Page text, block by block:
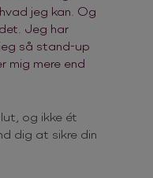
jeg kan. Og
Jeg har
så stand-up
mig mere end
og ikke ét
dig at sikre din